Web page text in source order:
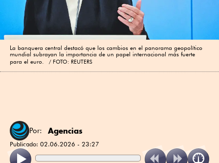
La banquera central destacó que los cambios en el panorama geopolítico
mundial subrayan la importancia de un papel internacional más fuerte
para el euro.
FOTO: REUTERS
Por: Agencias
Publicado: 02.06.2026 - 23:27